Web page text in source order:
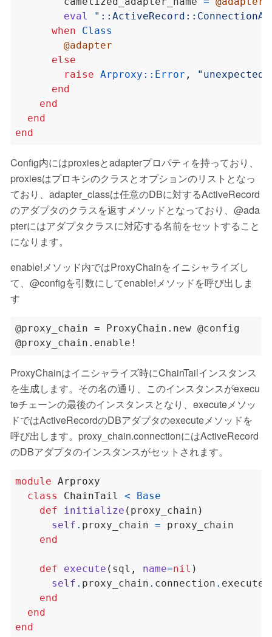
eval
when
Class
@adapter
else
raise Arproxy :: Error ,
end
end
end
end
Config内にはproxiesとadapterプロパティを持っており、
proxiesはプロキシのクラスとオプションのリストとなっ
ており、adapter_classは任意のDBに対するActiveRecord
のアダプタのクラスを返すメソッドとなっており、@ada
pterにはアダプタクラスに対応する名前をセットすること
になります。
enable!メソッド内ではProxyChainをイニシャライズし
て、@configを引数にしてenable!メソッドを呼び出しま
す
@proxy_chain = ProxyChain.new @config
ProxyChainはイニシャライズ時にChainTailインスタンス
を生成します。その名の通り、このインスタンスがexecu
teチェーンの最後のインスタンスとなり、executeメソッ
ドではActiveRecordのDBアダプタのexecuteメソッドを
呼び出します。proxy_chain.connectionにはActiveRecord
のDBアダプタのインスタンスがセットされます。
module Arproxy
class
ChainTail <
Base
def
initialize ( proxy_chain )
self . proxy_chain =
end
def execute ( sql , name=nil )
self . proxy_chain . connection .
end
end
end